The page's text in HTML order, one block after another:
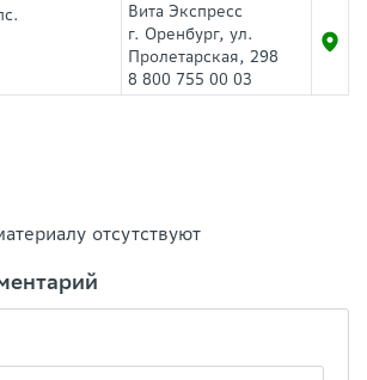
Вита Экспресс
г. Оренбург, ул.
Пролетарская, 298
8 800 755 00 03
отсутствуют